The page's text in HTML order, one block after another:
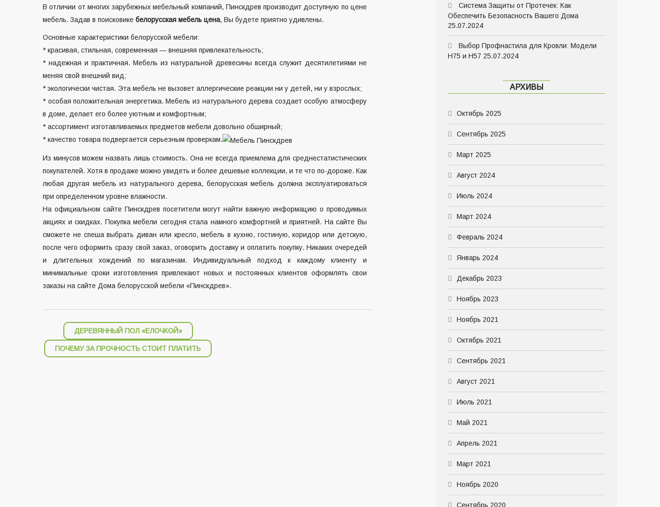
В отличии от многих зарубежных мебельный компаний, Пинскдрев производит доступную по цене
мебель. Задав в поисковике белорусская мебель цена, Вы будете приятно удивлены.
Основные характеристики белорусской мебели:
* красивая, стильная, современная — внешняя привлекательность;
* надежная и практичная. Мебель из натуральной древесины всегда служит десятилетиями не
меняя свой внешний вид;
* экологически чистая. Эта мебель не вызовет аллергические реакции ни у детей, ни у взрослых;
* особая положительная энергетика. Мебель из натурального дерева создает особую атмосферу
в доме, делает его более уютным и комфортным;
* ассортимент изготавливаемых предметов мебели довольно обширный;
* качество товара подвергается серьезным проверкам.
Из минусов можем назвать лишь стоимость. Она не всегда приемлема для среднестатистических
покупателей. Хотя в продаже можно увидеть и более дешевые коллекции, и те что по-дороже. Как
любая другая мебель из натурального дерева, белорусская мебель должна эксплуатироваться
при определенном уровне влажности.
На официальном сайте Пинскдрев посетители могут найти важную информацию о проводимых
акциях и скидках. Покупка мебели сегодня стала намного комфортней и приятней. На сайте Вы
сможете не спеша выбрать диван или кресло, мебель в кухню, гостиную, коридор или детскую,
после чего оформить сразу свой заказ, оговорить доставку и оплатить покупку. Никаких очередей
и длительных хождений по магазинам. Индивидуальный подход к каждому клиенту и
минимальные сроки изготовления привлекают новых и постоянных клиентов оформлять свои
заказы на сайте Дома белорусской мебели «Пинскдрев».
Навигация
по
записям
ДЕРЕВЯННЫЙ ПОЛ «ЕЛОЧКОЙ»
ПОЧЕМУ ЗА ПРОЧНОСТЬ СТОИТ ПЛАТИТЬ
Система Защиты от Протечек: Как
Обеспечить Безопасность Вашего Дома
25.07.2024
Выбор Профнастила для Кровли: Модели
Н75 и Н57 25.07.2024
АРХИВЫ
Октябрь 2025
Сентябрь 2025
Март 2025
Август 2024
Июль 2024
Март 2024
Февраль 2024
Январь 2024
Декабрь 2023
Ноябрь 2023
Ноябрь 2021
Октябрь 2021
Сентябрь 2021
Август 2021
Июль 2021
Май 2021
Апрель 2021
Март 2021
Ноябрь 2020
Сентябрь 2020